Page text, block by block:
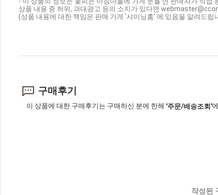
상품 내용 중 허위, 과대광고 등의 소지가 있다면
(상품 내용에 대한 책임은 판매 가게 '샤이닝홈' 에 있음을 알려드립
구매후기
이 상품에 대한 구매후기는 구매하신 분에 한해 '주문/배송조회'
작성된